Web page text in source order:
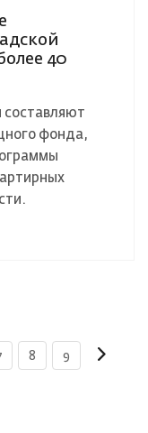
40
составляют
фонда,
8 9